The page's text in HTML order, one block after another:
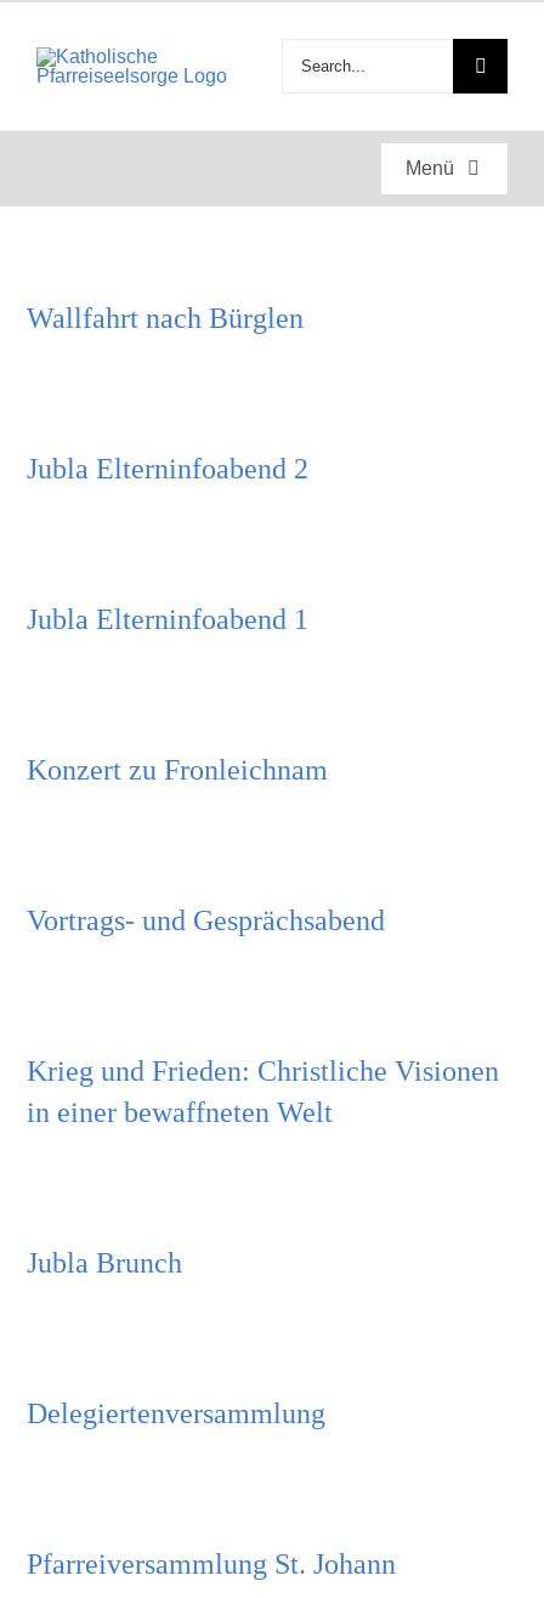
Inhalt
Suche
Menü
Gottesdienste
Engagement
Wer wir sind
Videos
Wallfahrt nach Bürglen
Jubla Elterninfoabend 2
Jubla Elterninfoabend 1
Konzert zu Fronleichnam
Vortrags- und Gesprächsabend
Krieg und Frieden: Christliche Visionen
in einer bewaffneten Welt
Jubla Brunch
Delegiertenversammlung
Pfarreiversammlung St. Johann